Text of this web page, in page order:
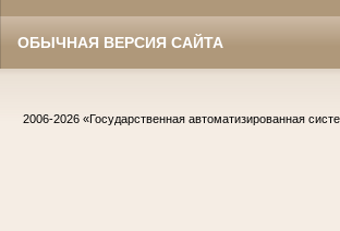
ОБЫЧНАЯ ВЕРСИЯ САЙТА
2006-2026 «Государственная автоматизированная